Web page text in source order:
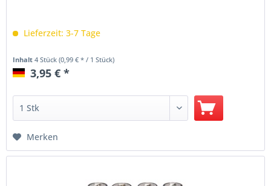
Lieferzeit: 3-7 Tage
Inhalt4 Stück(0,99 € * / 1 Stück)
3,95 € *
Merken